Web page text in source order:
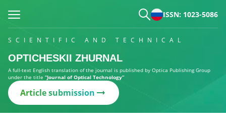
ISSN: 1023-5086
SCIENTIFIC AND TECHNICAL
OPTICHESKII ZHURNAL
A full-text English translation of the journal is published by Optica Publishing Group
under the title “Journal of Optical Technology”
Article submission